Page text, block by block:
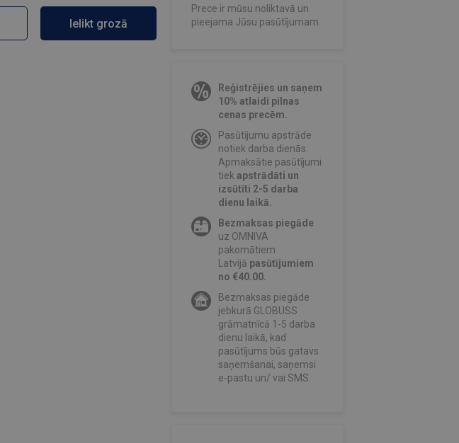
Ielikt grozā
Prece ir mūsu noliktavā un
pieejama Jūsu pasūtījumam.
Reģistrējies un saņem
10% atlaidi pilnas
cenas precēm.
Pasūtījumu apstrāde
notiek darba dienās.
Apmaksātie pasūtījumi
tiekapstrādāti un
izsūtīti 2-5 darba
dienu laikā.
Bezmaksas piegāde
uz OMNIVA
pakomātiem
Latvijā pasūtījumiem
no €40.00.
Bezmaksas piegāde
jebkurā GLOBUSS
grāmatnīcā 1-5 darba
dienu laikā, kad
pasūtījums būs gatavs
saņemšanai, saņemsi
e-pastu un/ vai SMS.